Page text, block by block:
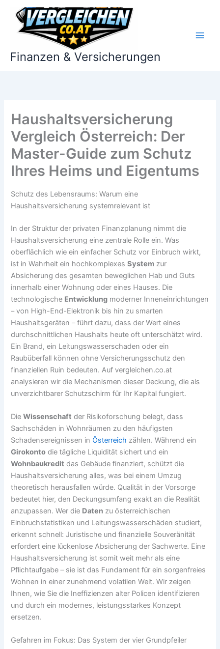
Inhalt
springen
Finanzen & Versicherungen
Haushaltsversicherung
Vergleich Österreich: Der
Master-Guide zum Schutz
Ihres Heims und Eigentums
Schutz des Lebensraums: Warum eine
Haushaltsversicherung systemrelevant ist
In der Struktur der privaten Finanzplanung nimmt die
Haushaltsversicherung eine zentrale Rolle ein. Was
oberflächlich wie ein einfacher Schutz vor Einbruch wirkt,
ist in Wahrheit ein hochkomplexesSystem zur
Absicherung des gesamten beweglichen Hab und Guts
innerhalb einer Wohnung oder eines Hauses. Die
technologische Entwicklung moderner Inneneinrichtungen
– von High-End-Elektronik bis hin zu smarten
Haushaltsgeräten – führt dazu, dass der Wert eines
durchschnittlichen Haushalts heute oft unterschätzt wird.
Ein Brand, ein Leitungswasserschaden oder ein
Raubüberfall können ohne Versicherungsschutz den
finanziellen Ruin bedeuten. Auf vergleichen.co.at
analysieren wir die Mechanismen dieser Deckung, die als
unverzichtbarer Schutzschirm für Ihr Kapital fungiert.
DieWissenschaft der Risikoforschung belegt, dass
Sachschäden in Wohnräumen zu den häufigsten
Schadensereignissen inÖsterreich zählen. Während ein
Girokonto die tägliche Liquidität sichert und ein
Wohnbaukredit das Gebäude finanziert, schützt die
Haushaltsversicherung alles, was bei einem Umzug
theoretisch herausfallen würde. Qualität in der Vorsorge
bedeutet hier, den Deckungsumfang exakt an die Realität
anzupassen. Wer die Daten zu österreichischen
Einbruchstatistiken und Leitungswasserschäden studiert,
erkennt schnell: Juristische und finanzielle Souveränität
erfordert eine lückenlose Absicherung der Sachwerte. Eine
Haushaltsversicherung ist somit weit mehr als eine
Pflichtaufgabe – sie ist das Fundament für ein sorgenfreies
Wohnen in einer zunehmend volatilen Welt. Wir zeigen
Ihnen, wie Sie die Ineffizienzen alter Policen identifizieren
und durch ein modernes, leistungsstarkes Konzept
ersetzen.
Gefahren im Fokus: Das System der vier Grundpfeiler